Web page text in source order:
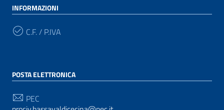
INFORMAZIONI
C.F. / P.IVA
POSTA ELETTRONICA
PEC